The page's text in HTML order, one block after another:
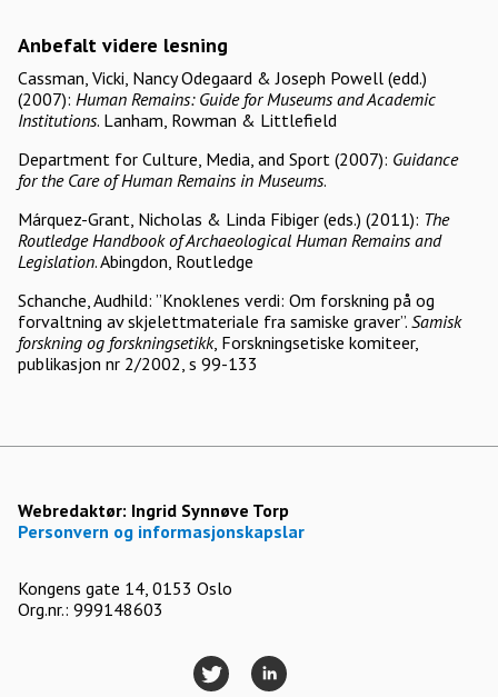
Anbefalt videre lesning
Cassman, Vicki, Nancy Odegaard & Joseph Powell (edd.)
(2007): Human Remains: Guide for Museums and Academic
Institutions. Lanham, Rowman & Littlefield
Department for Culture, Media, and Sport (2007): Guidance
for the Care of Human Remains in Museums.
Márquez-Grant, Nicholas & Linda Fibiger (eds.) (2011): The
Routledge Handbook of Archaeological Human Remains and
Legislation. Abingdon, Routledge
Schanche, Audhild: ”Knoklenes verdi: Om forskning på og
forvaltning av skjelettmateriale fra samiske graver”. Samisk
forskning og forskningsetikk, Forskningsetiske komiteer,
publikasjon nr 2/2002, s 99-133
Webredaktør: Ingrid Synnøve Torp
Personvern og informasjonskapslar
Kongens gate 14, 0153 Oslo
Org.nr.: 999148603